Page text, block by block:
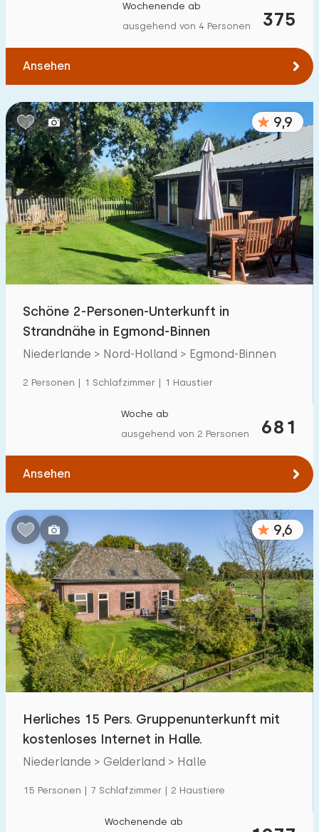
375
Wochenende ab
ausgehend von 4 Personen
Ansehen
9,9
Schöne 2-Personen-Unterkunft in
Strandnähe in Egmond-Binnen
Niederlande > Nord-Holland > Egmond-Binnen
2 Personen | 1 Schlafzimmer | 1 Haustier
681
Woche ab
ausgehend von 2 Personen
Ansehen
9,6
Herliches 15 Pers. Gruppenunterkunft mit
kostenloses Internet in Halle.
Niederlande > Gelderland > Halle
15 Personen | 7 Schlafzimmer | 2 Haustiere
Wochenende ab